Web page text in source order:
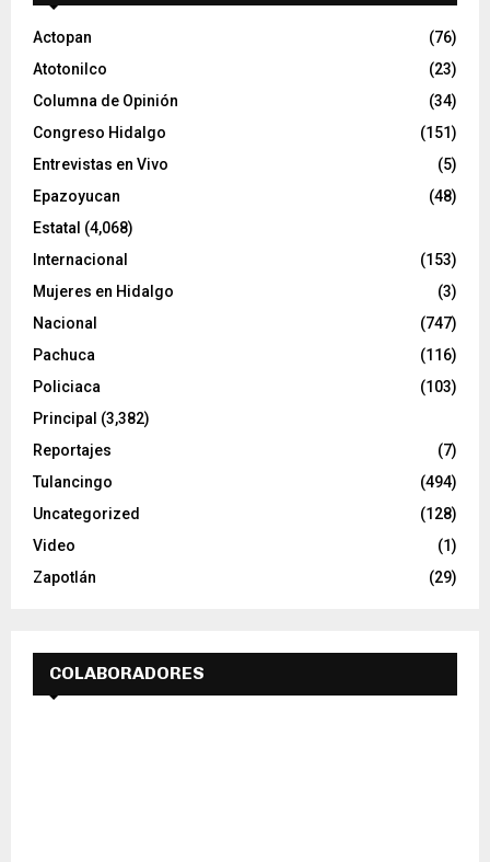
e
o
Actopan
(76)
Atotonilco
(23)
Columna de Opinión
(34)
Congreso Hidalgo
(151)
Entrevistas en Vivo
(5)
Epazoyucan
(48)
Estatal (4,068)
Internacional
(153)
Mujeres en Hidalgo
(3)
Nacional
(747)
Pachuca
(116)
Policiaca
(103)
Principal (3,382)
Reportajes
(7)
Tulancingo
(494)
Uncategorized
(128)
Video
(1)
Zapotlán
(29)
COLABORADORES